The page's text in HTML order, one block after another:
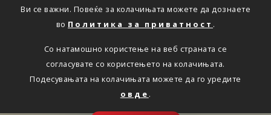
Ви се важни. Повеќе за колачињата можете да дознаете
во Политика за приватност .
Со натамошно користење на веб страната се
согласувате со користењето на колачињата.
Подесувањата на колачињата можете да го уредите
овде .